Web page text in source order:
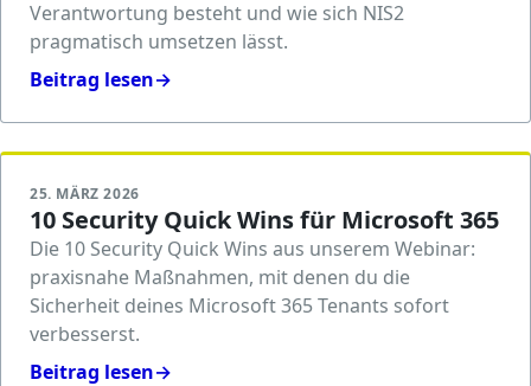
Verantwortung besteht und wie sich NIS2
pragmatisch umsetzen lässt.
Beitrag lesen→
25. MÄRZ 2026
10 Security Quick Wins für Microsoft 365
Die 10 Security Quick Wins aus unserem Webinar:
praxisnahe Maßnahmen, mit denen du die
Sicherheit deines Microsoft 365 Tenants sofort
verbesserst.
Beitrag lesen→